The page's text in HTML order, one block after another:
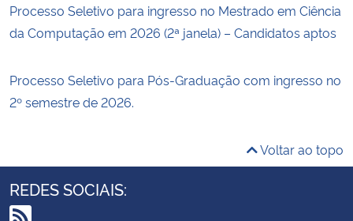
Processo Seletivo para ingresso no Mestrado em Ciência
da Computação em 2026 (2ª janela) – Candidatos aptos
Processo Seletivo para Pós-Graduação com ingresso no
2º semestre de 2026.
Voltar ao topo
REDES SOCIAIS: